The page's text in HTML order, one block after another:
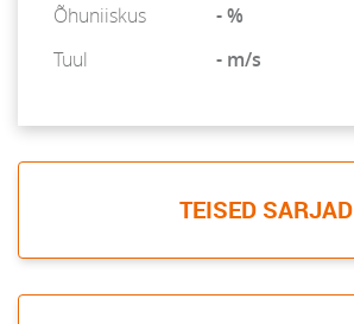
Õhuniiskus
- %
Tuul
- m/s
TEISED SARJAD